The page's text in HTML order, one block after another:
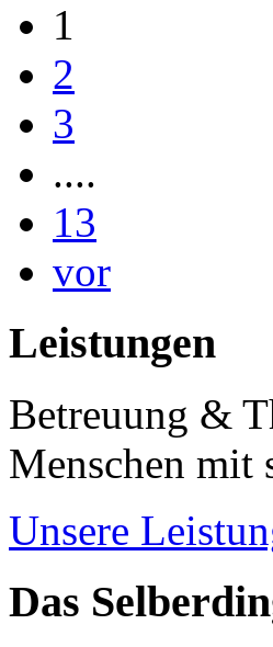
1
2
3
....
13
vor
Leistungen
Betreuung &
Menschen mit
Unsere
Das